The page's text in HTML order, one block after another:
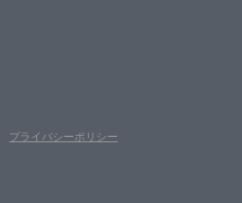
プライバシーポリシー